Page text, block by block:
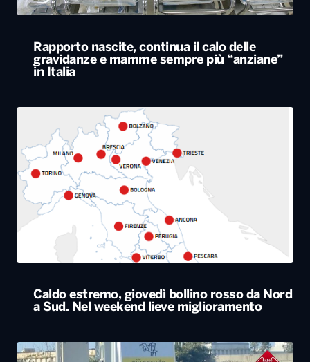
Rapporto nascite, continua il calo delle
gravidanze e mamme sempre più “anziane”
in Italia
Caldo estremo, giovedì bollino rosso da Nord
a Sud. Nel weekend lieve miglioramento